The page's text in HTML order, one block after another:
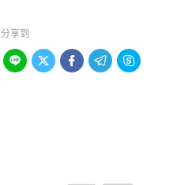
分享到
    